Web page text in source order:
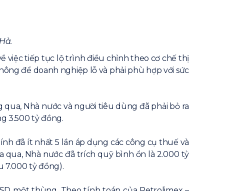
việc tiếp tục lộ trình điều chỉnh theo cơ chế thị
để doanh nghiệp lỗ và phải phù hợp với sức
Nhà nước và người tiêu dùng đã phải bỏ ra
3.500 tỷ đồng.
đã ít nhất 5 lần áp dụng các công cụ thuế và
qua, Nhà nước đã trích quỹ bình ổn là 2.000 tỷ
7.000 tỷ đồng).